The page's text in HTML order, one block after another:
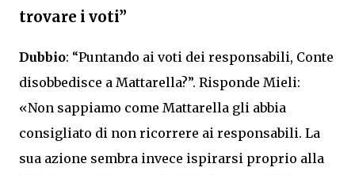
trovare i voti”
Dubbio: “Puntando ai voti dei responsabili, Conte
disobbedisce a Mattarella?”. Risponde Mieli:
«Non sappiamo come Mattarella gli abbia
consigliato di non ricorrere ai responsabili. La
sua azione sembra invece ispirarsi proprio alla